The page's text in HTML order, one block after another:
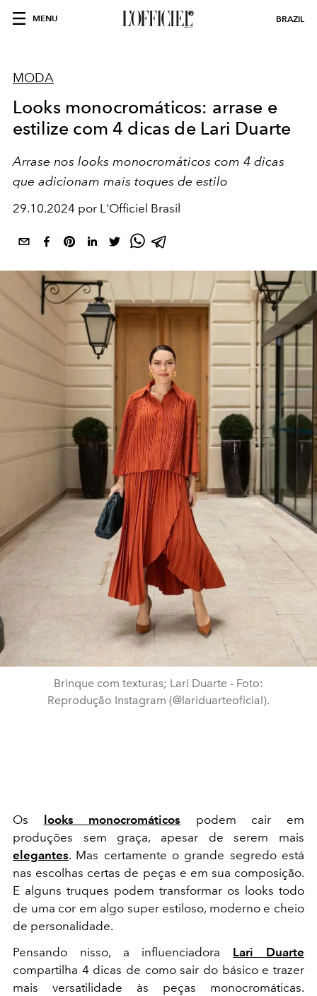
MENU BRAZIL
MODA
Looks monocromáticos: arrase e
estilize com 4 dicas de Lari Duarte
Arrase nos looks monocromáticos com 4 dicas
que adicionam mais toques de estilo
29.10.2024 por L'Officiel Brasil
Brinque com texturas; Lari Duarte - Foto:
Reprodução Instagram (@lariduarteoficial).
Os looks monocromáticos podem cair em
produções sem graça, apesar de serem mais
elegantes. Mas certamente o grande segredo está
nas escolhas certas de peças e em sua composição.
E alguns truques podem transformar os looks todo
de uma cor em algo super estiloso, moderno e cheio
de personalidade.
Pensando nisso, a influenciadora Lari Duarte
compartilha 4 dicas de como sair do básico e trazer
mais versatilidade às peças monocromáticas.